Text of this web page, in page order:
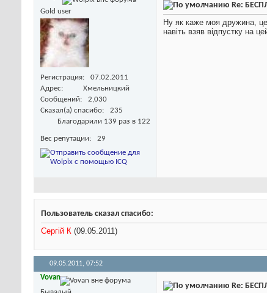
Gold user
Регистрация
07.02.2011
Адрес
Хмельницкий
Сообщений
2,030
Сказал(а) спасибо
235
Благодарили 139 раз в 122
Вес репутации 29
Re:
Ну як каже моя дружина,
навіть взяв відпустку на
Пользователь сказал cпасибо:
Сергій К (09.05.2011)
09.05.2011, 07:52
Vovan
Re: